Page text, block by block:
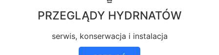
PRZEGLĄDY HYDRNATÓW
serwis, konserwacja i instalacja